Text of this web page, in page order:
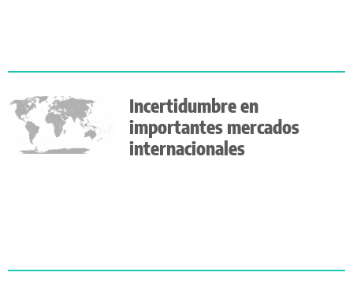
Incertidumbre en
importantes mercados
internacionales